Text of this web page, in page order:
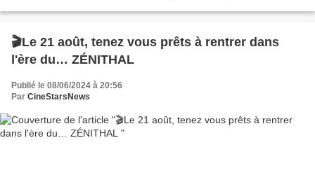
🎬Le 21 août, tenez vous prêts à rentrer dans
l'ère du… ZÉNITHAL
Publié le 08/06/2024 à 20:56
Par CineStarsNews